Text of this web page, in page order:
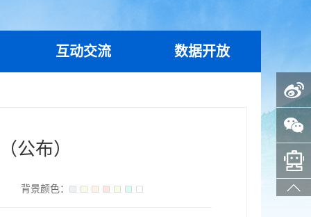
互动交流 数据开放
公布）
背景颜色：